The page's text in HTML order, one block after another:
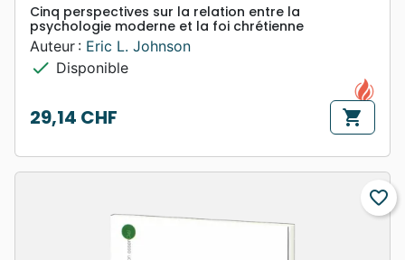
Cinq perspectives sur la relation entre la
psychologie moderne et la foi chrétienne
Auteur : Eric L. Johnson
check Disponible
Prix
29,14 CHF shopping_cart
favorite_border